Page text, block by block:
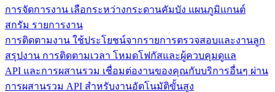
การจัดการงาน เลือกระหว่างกระดานคัมบัง แผนภูมิแกนต์
สกรัม รายการงาน
การติดตามงาน ใช้ประโยชน์จากรายการตรวจสอบและงานลูก
สรุปงาน การติดตามเวลา โหมดโฟกัสและผู้ควบคุมดูแล
API และการผสานรวม เชื่อมต่องานของคุณกับบริการอื่นๆ ผ่าน
การผสานรวม API สำหรับงานอัตโนมัติขั้นสูง